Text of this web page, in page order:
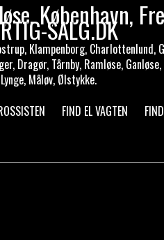
København,
SALG.DK
Klampenborg,
Dragør, Tårnby, Ramløse,
Måløv, Ølstykke.
FIND EL VAGTEN